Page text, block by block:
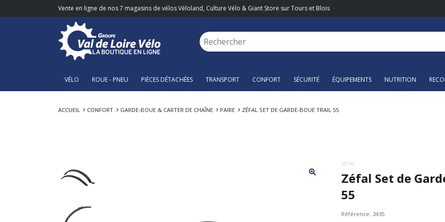
Vente en ligne de nos 7 magasins de vélos Véloland, Culture Vélo & Giant Store sur Tours et Blois
VÉLO ROUE - PNEU PIÈCES DÉTACHÉES TRANSPORT CONFORT SÉCURITÉ ÉQUIPEMENTS NUTRITION
ACCUEIL CONFORT GARDE-BOUE & CARTER DE CHAÎNE PAIRE ZÉFAL SET DE GARDE-BOUE TRAIL 55
ZÉFAL
Zéfal Set de
55
Référence: 2435